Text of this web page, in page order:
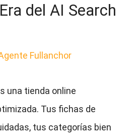
del AI Search
Fullanchor
una tienda online
Tus fichas de
tus categorías bien